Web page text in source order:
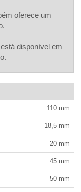
oferece um
disponível em
110 mm
18,5 mm
20 mm
45 mm
50 mm